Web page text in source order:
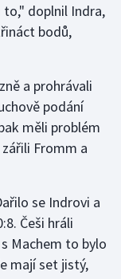
to," doplnil Indra,
bodů,
a prohrávali
podání
měli problém
Fromm a
se Indrovi a
Češi hráli
Machem to bylo
mají set jistý,